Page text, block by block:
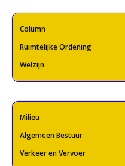
Column
Ruimtelijke Ordening
Welzijn
Milieu
Algemeen Bestuur
Verkeer en Vervoer